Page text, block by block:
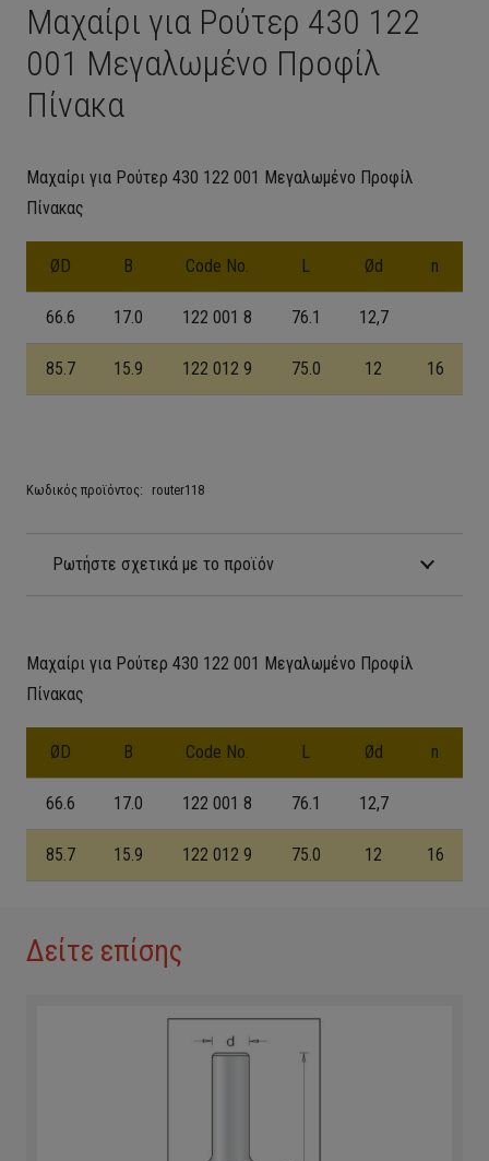
Μαχαίρι για Ρούτερ 430 122
001 Μεγαλωμένο Προφίλ
Πίνακα
Μαχαίρι για Ρούτερ 430 122 001 Μεγαλωμένο Προφίλ
Πίνακας
ØD B Code No. L Ød n
66.6 17.0 122 001 8 76.1 12,7
85.7 15.9 122 012 9 75.0 12 16
Κωδικός προϊόντος: router118
Ρωτήστε σχετικά με το προϊόν
Μαχαίρι για Ρούτερ 430 122 001 Μεγαλωμένο Προφίλ
Πίνακας
ØD B Code No. L Ød n
66.6 17.0 122 001 8 76.1 12,7
85.7 15.9 122 012 9 75.0 12 16
Δείτε επίσης